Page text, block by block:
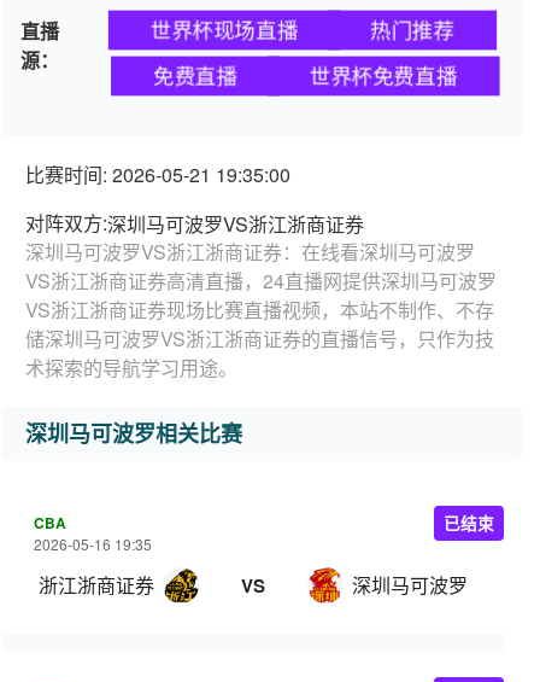
直播
源：
世界杯现场直播
热门推荐
免费直播
世界杯免费直播
比赛时间: 2026-05-21 19:35:00
对阵双方:深圳马可波罗VS浙江浙商证券
深圳马可波罗VS浙江浙商证券：在线看深圳马可波罗
VS浙江浙商证券高清直播，24直播网提供深圳马可波罗
VS浙江浙商证券现场比赛直播视频，本站不制作、不存
储深圳马可波罗VS浙江浙商证券的直播信号，只作为技
术探索的导航学习用途。
深圳马可波罗相关比赛
CBA
2026-05-16 19:35
浙江浙商证券 VS 深圳马可波罗
已结束